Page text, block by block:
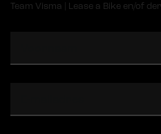
Team Visma | Lease a Bike en/of